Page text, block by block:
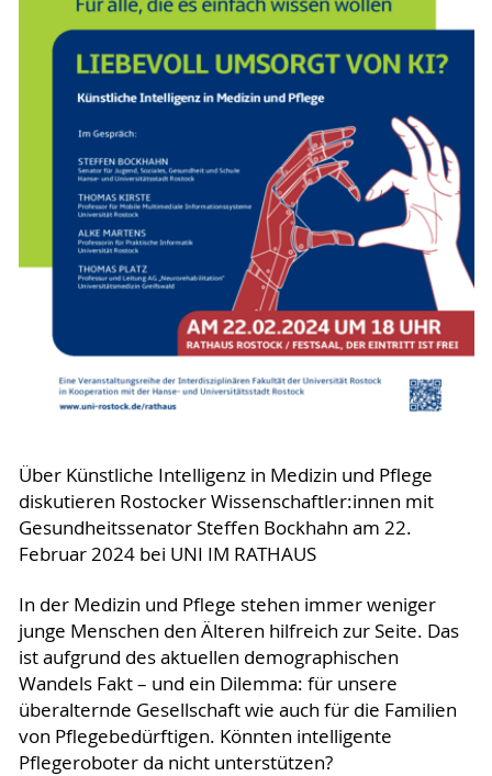
Über Künstliche Intelligenz in Medizin und Pflege
diskutieren Rostocker Wissenschaftler:innen mit
Gesundheitssenator Steffen Bockhahn am 22.
Februar 2024 bei UNI IM RATHAUS
In der Medizin und Pflege stehen immer weniger
junge Menschen den Älteren hilfreich zur Seite. Das
ist aufgrund des aktuellen demographischen
Wandels Fakt – und ein Dilemma: für unsere
überalternde Gesellschaft wie auch für die Familien
von Pflegebedürftigen. Könnten intelligente
Pflegeroboter da nicht unterstützen?